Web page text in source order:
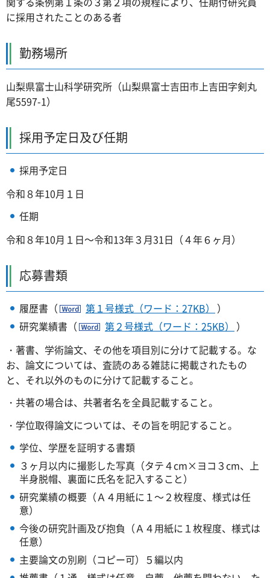
に採用されたことのある者
勤務場所
山梨県富士山科学研究所（山梨県富士吉田市上吉田字剣丸
尾5597-1）
採用予定日及び任期
採用予定日
令和８年10月１日
任期
令和８年10月１日～令和13年３月31日（４年６ヶ月）
応募書類
履歴書（ 第１号様式（ワード：27KB）
）
研究業績書（
第２号様式（ワード：25KB）
）
・著書、学術論文、その他を項目別に分けて記載する。な
お、論文については、査読のある雑誌に掲載されたもの
と、それ以外のものに分けて記載すること。
・共著の場合は、共著者名を全員記載すること。
・学位取得論文については、その旨を明記すること。
学位、学歴を証明する書類
３ヶ月以内に撮影した写真（タテ４cm×ヨコ３cm、上
半身脱帽、裏面に氏名を記入すること）
研究業績の概要（Ａ４用紙に１～２枚程度、様式は任
意）
今後の研究計画及び抱負（Ａ４用紙に１枚程度、様式は
任意）
主要論文の別刷（コピー可）５編以内